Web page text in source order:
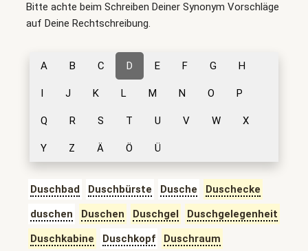
Bitte achte beim Schreiben Deiner Synonym Vorschläge
auf Deine Rechtschreibung.
A B C D E F G H
I J K L M N O P
Q R S T U V W X
Y Z Ä Ö Ü
Duschbad Duschbürste Dusche
Duschecke
duschen
Duschen Duschgel
Duschgelegenheit
Duschkabine
Duschkopf
Duschraum